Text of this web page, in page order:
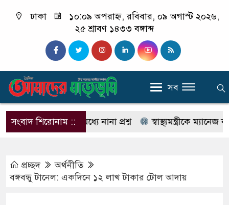
ঢাকা
১০:০৯ অপরাহ্ন, রবিবার, ০৯ অগাস্ট ২০২৬,
২৫ শ্রাবণ ১৪৩৩ বঙ্গাব্দ
সব
সংবাদ শিরোনাম ::
ও স্থানীয়দের মধ্যে নানা প্রশ্ন স্বাস্থ্যমন্ত্রীকে ম্যানেজ করে
প্রচ্ছদ
অর্থনীতি
বঙ্গবন্ধু টানেল: একদিনে ১২ লাখ টাকার টোল আদায়